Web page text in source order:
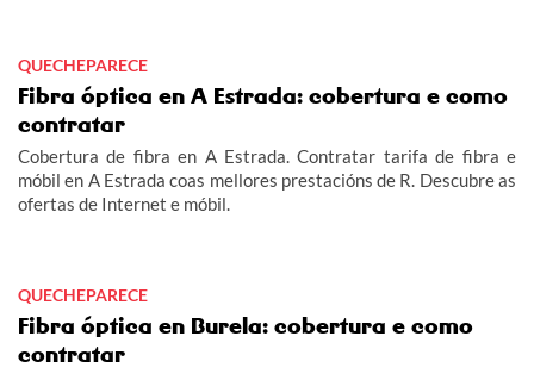
QUECHEPARECE
Fibra óptica en A Estrada: cobertura e como
contratar
Cobertura de fibra en A Estrada. Contratar tarifa de fibra e
móbil en A Estrada coas mellores prestacións de R. Descubre as
ofertas de Internet e móbil.
QUECHEPARECE
Fibra óptica en Burela: cobertura e como
contratar